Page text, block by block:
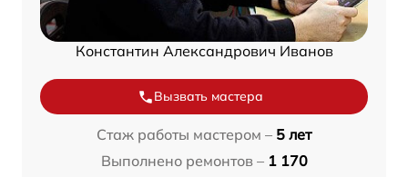
Константин Александрович Иванов
Вызвать мастера
Стаж работы мастером – 5 лет
Выполнено ремонтов – 1 170